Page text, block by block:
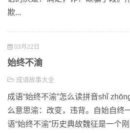
欺...
03月22日
始终不渝
成语故事大全
成语“始终不渝”怎么读拼音shǐ
么意思渝：改变，违背。自始自终
语“始终不渝”历史典故魏征是一个